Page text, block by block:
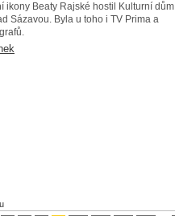
ikony Beaty Rajské hostil Kulturní dům
Sázavou. Byla u toho i TV Prima a